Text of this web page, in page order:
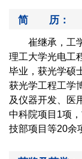
简 历：
崔继承，工
理工大学光电工
毕业，获光学硕
获光学工程工学
及仪器开发、医
中科院项目 1项
技部项目等20余